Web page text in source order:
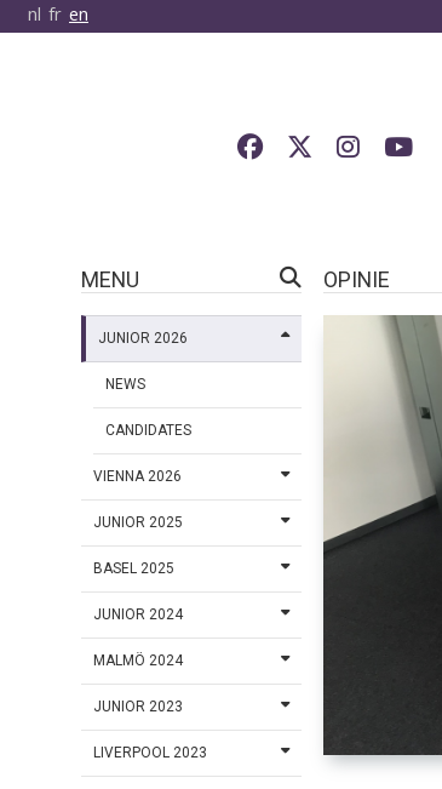
nl fr en
MENU
JUNIOR 2026
NEWS
CANDIDATES
VIENNA 2026
JUNIOR 2025
BASEL 2025
JUNIOR 2024
MALMÖ 2024
JUNIOR 2023
LIVERPOOL 2023
OPINIE